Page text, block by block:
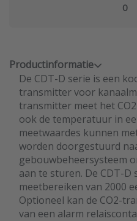
0
Productinformatie
De CDT-D serie is een
transmitter voor
transmitter meet het
ook de temperatuur in
meetwaardes kunnen
worden doorgestuurd
gebouwbeheersysteem
aan te sturen. De CDT-D
meetbereiken van 2000
Optioneel kan de CO2-
van een alarm